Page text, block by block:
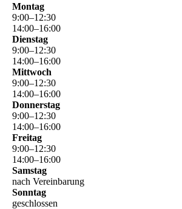
Montag
9:00–12:30
14:00–16:00
Dienstag
9:00–12:30
14:00–16:00
Mittwoch
9:00–12:30
14:00–16:00
Donnerstag
9:00–12:30
14:00–16:00
Freitag
9:00–12:30
14:00–16:00
Samstag
nach Vereinbarung
Sonntag
geschlossen